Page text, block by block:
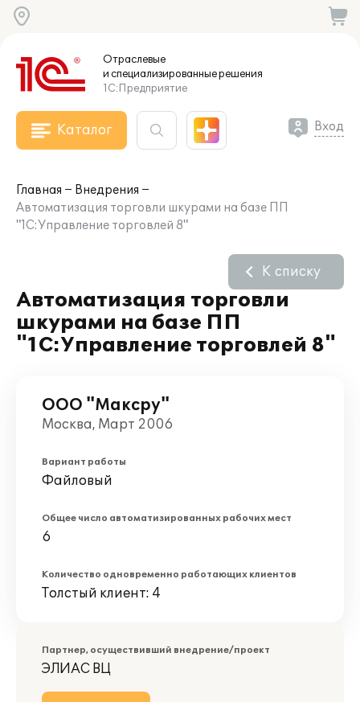
Отраслевые
и специализированныерешения
1С:Предприятие
Каталог Вход
Главная
Внедрения
Автоматизация торговли шкурами на базе ПП
"1C:Управление торговлей 8"
Автоматизация торговли
шкурами на базе ПП
"1C:Управление торговлей 8"
К списку
ООО "Максру"
Москва, Март 2006
Вариант работы
Файловый
Общее число автоматизированных рабочих мест
6
Количество одновременно работающих клиентов
Толстый клиент: 4
Партнер, осуществивший внедрение/проект
ЭЛИАС ВЦ